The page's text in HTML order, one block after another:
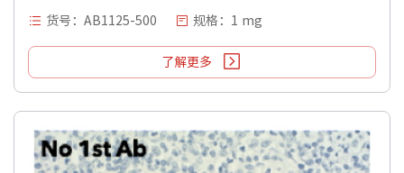
货号：AB1125-500 规格：1 mg
了解更多